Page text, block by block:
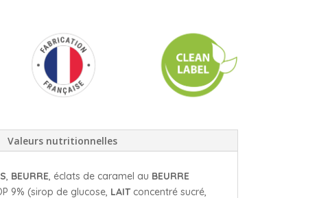
Valeurs nutritionnelles
, BEURRE, éclats de caramel au BEURRE
9% (sirop de glucose, LAITconcentré sucré,